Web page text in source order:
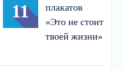
11
плакатов
«Это не стоит
твоей жизни»